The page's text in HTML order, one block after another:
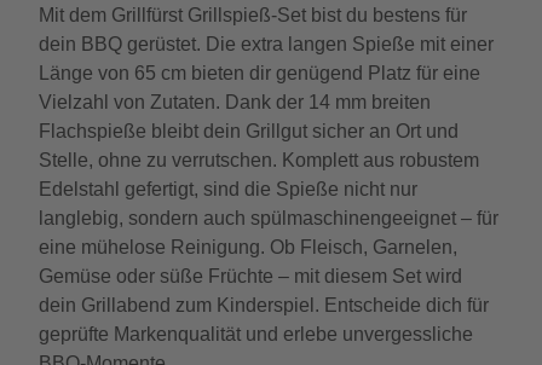
Mit dem Grillfürst Grillspieß-Set bist du bestens für
dein BBQ gerüstet. Die extra langen Spieße mit einer
Länge von 65 cm bieten dir genügend Platz für eine
Vielzahl von Zutaten. Dank der 14 mm breiten
Flachspieße bleibt dein Grillgut sicher an Ort und
Stelle, ohne zu verrutschen. Komplett aus robustem
Edelstahl gefertigt, sind die Spieße nicht nur
langlebig, sondern auch spülmaschinengeeignet – für
eine mühelose Reinigung. Ob Fleisch, Garnelen,
Gemüse oder süße Früchte – mit diesem Set wird
dein Grillabend zum Kinderspiel. Entscheide dich für
geprüfte Markenqualität und erlebe unvergessliche